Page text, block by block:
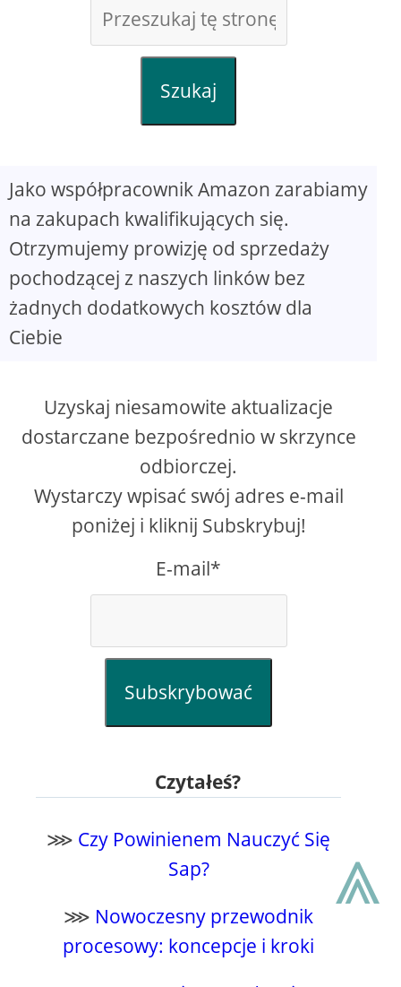
Szukaj
Jako współpracownik Amazon zarabiamy
na zakupach kwalifikujących się.
Otrzymujemy prowizję od sprzedaży
pochodzącej z naszych linków bez
żadnych dodatkowych kosztów dla
Ciebie
Uzyskaj niesamowite aktualizacje
dostarczane bezpośrednio w skrzynce
odbiorczej.
Wystarczy wpisać swój adres e-mail
poniżej i kliknij Subskrybuj!
E-mail*
Subskrybować
Czytałeś?
⋙ Czy Powinienem Nauczyć Się
Sap?
⋙ Nowoczesny przewodnik
procesowy: koncepcje i kroki
⩓